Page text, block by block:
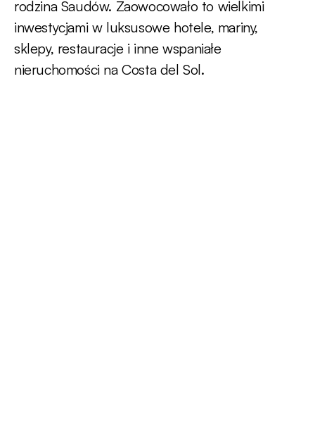
rodzina Saudów. Zaowocowało to wielkimi
inwestycjami w luksusowe hotele, mariny,
sklepy, restauracje i inne wspaniałe
nieruchomości na Costa del Sol.